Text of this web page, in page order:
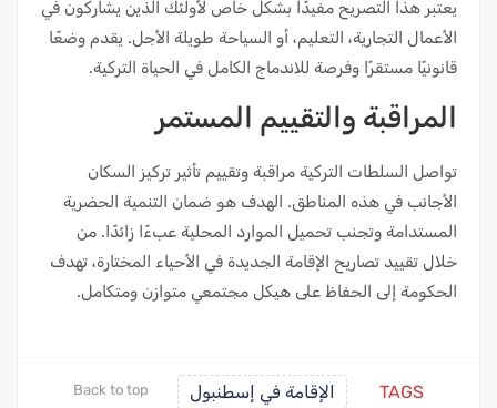
يعتبر هذا التصريح مفيدًا بشكل خاص لأولئك الذين يشاركون في
الأعمال التجارية، التعليم، أو السياحة طويلة الأجل. يقدم وضعًا
قانونيًا مستقرًا وفرصة للاندماج الكامل في الحياة التركية.
المراقبة والتقييم المستمر
تواصل السلطات التركية مراقبة وتقييم تأثير تركيز السكان
الأجانب في هذه المناطق. الهدف هو ضمان التنمية الحضرية
المستدامة وتجنب تحميل الموارد المحلية عبءًا زائدًا. من
خلال تقييد تصاريح الإقامة الجديدة في الأحياء المختارة، تهدف
الحكومة إلى الحفاظ على هيكل مجتمعي متوازن ومتكامل.
TAGS الإقامة في إسطنبول Back to top